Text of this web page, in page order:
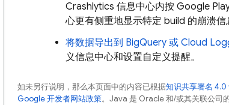
Crashlytics 信息中心内按 Google
心更有侧重地显示特定 build 的崩溃信
将数据导出到 BigQuery 或 Cloud
义信息中心和设置自定义提醒。
如未另行说明，那么本页面中的内容已根据知识共享署名 4.0
Google 开发者网站政策。Java 是 Oracle 和/或其关联公司的